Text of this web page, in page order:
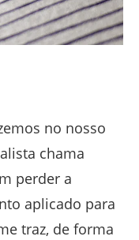
no nosso
chama
perder a
aplicado para
traz, de forma